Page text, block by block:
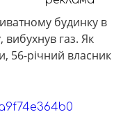
будинку в
газ. Як
56-річний власник